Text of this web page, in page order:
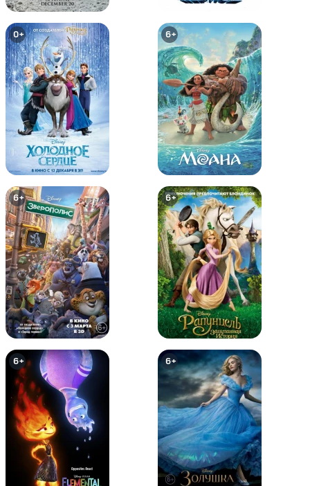
Супермен/Бэтмен: Апокалипсис Бэтмен: Под красным колпаком
16+
Бэтмен: Год первый
12+
Темный рыцарь: Возрождение
легенды. Часть 1 / Бэтмен:
Возвращение Темного рыцаря,
Часть 1
12+ 0+
0+ 6+
6+ 6+
6+ 6+